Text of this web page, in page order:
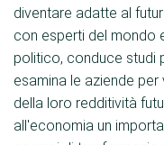
diventare adatte al
con esperti del mondo
politico, conduce studi
esamina le aziende
della loro redditività
all'economia un